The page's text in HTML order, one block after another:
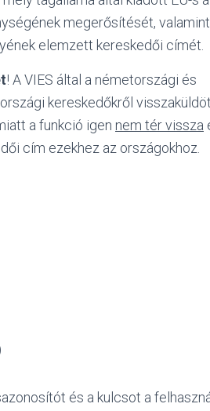
megerősítését,
elemzett kereskedői címét.
! A VIES által a németországi és
kereskedőkről
a funkció igen nem tér vissza
cím ezekhez az országokhoz.
és a kulcsot a